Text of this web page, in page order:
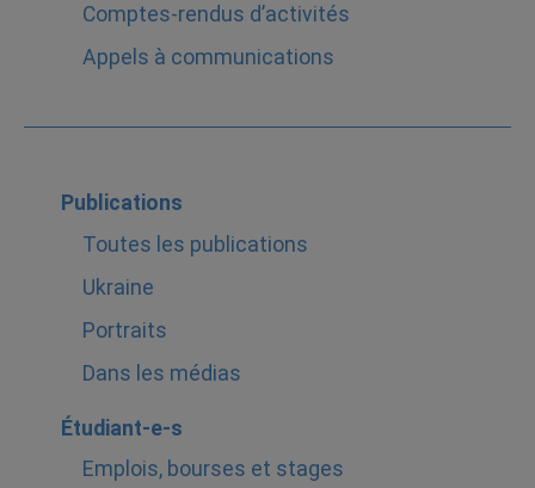
Comptes-rendus d’activités
Appels à communications
Publications
Toutes les publications
Ukraine
Portraits
Dans les médias
Étudiant-e-s
Emplois, bourses et stages